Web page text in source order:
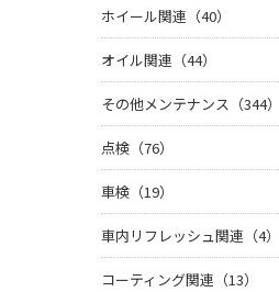
ホイール関連（40）
オイル関連（44）
その他メンテナンス（344）
点検（76）
車検（19）
車内リフレッシュ関連（4）
コーティング関連（13）